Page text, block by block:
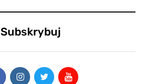
Subskrybuj